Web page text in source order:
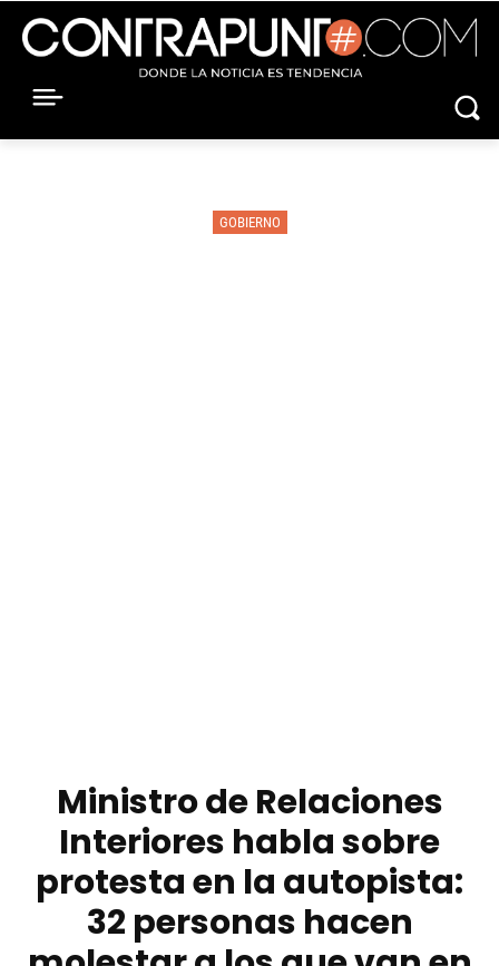
GOBIERNO
Ministro de Relaciones
Interiores habla sobre
protesta en la autopista:
32 personas hacen